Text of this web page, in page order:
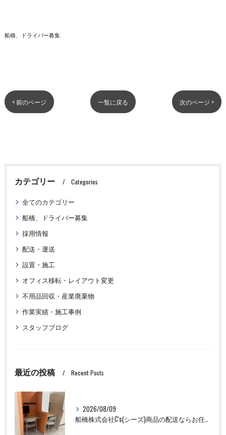
船橋、ドライバー募集
< 前のページ 一覧に戻る 次のページ >
カテゴリー Categories
全てのカテゴリー
船橋、ドライバー募集
採用情報
配送・運送
設置・施工
オフィス移転・レイアウト変更
不用品回収・産業廃棄物
作業実績・施工事例
スタッフブログ
最近の投稿 Recent Posts
2026/08/09
船橋株式会社C's(シーズ)商品の配送ならお任せください！